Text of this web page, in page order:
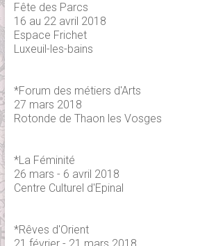
Fête des Parcs
16 au 22 avril 2018
Espace Frichet
Luxeuil-les-bains
*Forum des métiers d'Arts
27 mars 2018
Rotonde de Thaon les Vosges
*La Féminité
26 mars - 6 avril 2018
Centre Culturel d'Epinal
*Rêves d'Orient